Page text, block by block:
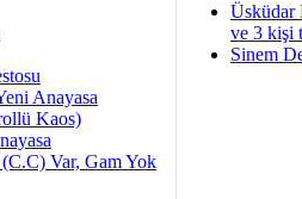
Anayasa
Kaos)
Var, Gam Yok
Üsküdar
ve 3 kişi
Sinem